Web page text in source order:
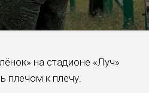
на стадионе «Луч»
плечом к плечу.